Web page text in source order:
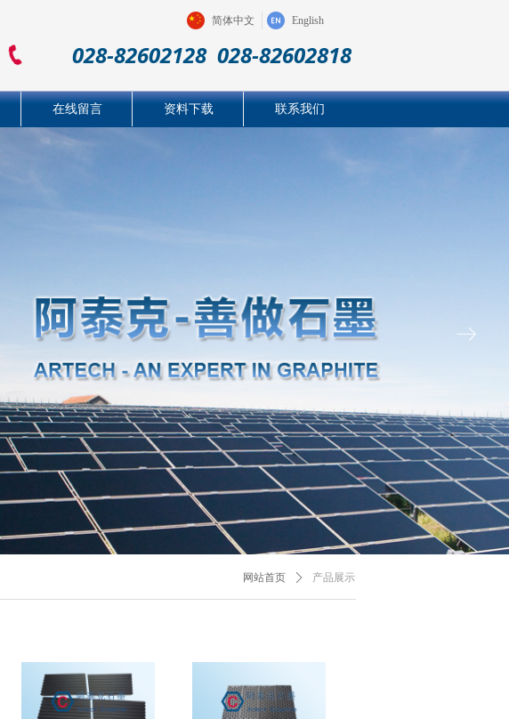
028-82602128 028-82602818
简体中文 English
ꁹ
在线留言 资料下载 联系我们
网站首页 ꄲ 产品展示